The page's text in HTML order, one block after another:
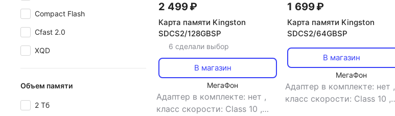
Compact Flash
Cfast 2.0
XQD
Объем памяти
2 Тб
2 499 ₽
Карта памяти Kingston
SDCS2/128GBSP
6 сделали выбор
В магазин
МегаФон
Адаптер в комплекте: нет ,
класс скорости: Class 10 ,
1 699 ₽
Карта памяти Kingston
SDCS2/64GBSP
В магазин
МегаФон
Адаптер в комплекте: нет ,
класс скорости: Class 10 ,